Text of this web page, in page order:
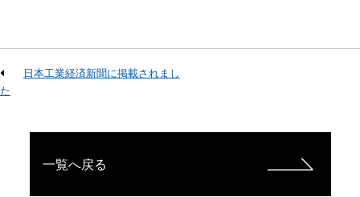
日本工業経済新聞に掲載されまし
た
一覧へ戻る